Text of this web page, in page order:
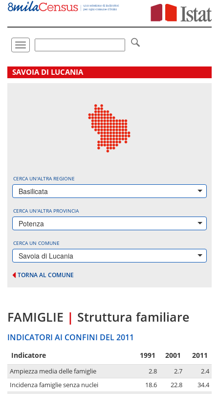
Vai
direttamente
Toggle
navigation
.
SAVOIA DI LUCANIA
CERCA UN'ALTRA REGIONE
Basilicata
CERCA UN'ALTRA PROVINCIA
Potenza
CERCA UN COMUNE
Savoia di Lucania
TORNA AL COMUNE
FAMIGLIE | Struttura familiare
INDICATORI AI CONFINI DEL 2011
Indicatore 1991 2001 2011
Ampiezza media delle famiglie 2.8 2.7
2.4
Incidenza famiglie senza nuclei
18.6 22.8
34.4